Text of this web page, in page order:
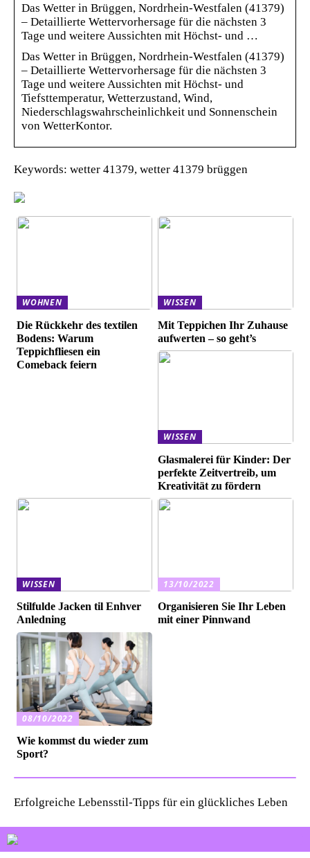
Das Wetter in Brüggen, Nordrhein-Westfalen (41379)
– Detaillierte Wettervorhersage für die nächsten 3
Tage und weitere Aussichten mit Höchst- und …
Das Wetter in Brüggen, Nordrhein-Westfalen (41379)
– Detaillierte Wettervorhersage für die nächsten 3
Tage und weitere Aussichten mit Höchst- und
Tiefsttemperatur, Wetterzustand, Wind,
Niederschlagswahrscheinlichkeit und Sonnenschein
von WetterKontor.
Keywords: wetter 41379, wetter 41379 brüggen
WOHNEN
Die Rückkehr des textilen
Bodens: Warum
Teppichfliesen ein
Comeback feiern
WISSEN
Mit Teppichen Ihr Zuhause
aufwerten – so geht’s
WISSEN
Glasmalerei für Kinder: Der
perfekte Zeitvertreib, um
Kreativität zu fördern
WISSEN
Stilfulde Jacken til Enhver
Anledning
13/10/2022
Organisieren Sie Ihr Leben
mit einer Pinnwand
08/10/2022
Wie kommst du wieder zum
Sport?
Erfolgreiche Lebensstil-Tipps für ein glückliches Leben